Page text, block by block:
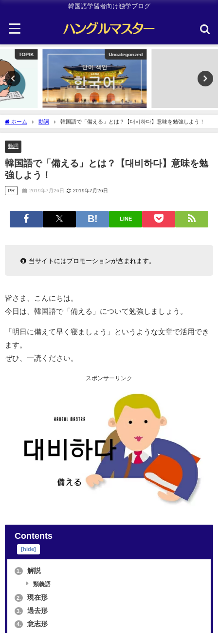
韓国語学習者向け独学ブログ
Uncategorized
ホーム 動詞 韓国語で「備える」とは？【대비하다】意味を勉強しよう！
動詞
韓国語で「備える」とは？【대비하다】意味を勉
強しよう！
PR 2019年7月26日 2019年7月26日
LINE
当サイトにはプロモーションが含まれます。
皆さま、こんにちは。
今日は、韓国語で「備える」について勉強しましょう。
「明日に備えて早く寝ましょう」というような文章で活用でき
ます。
ぜひ、一読ください。
スポンサーリンク
Contents
[hide]
1. 解説
類義語
2. 現在形
3. 過去形
4. 意志形